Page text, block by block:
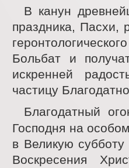
В канун
праздника, Пасхи,
Больбат и
искренней
частицу
Благодатный
Господня на
в Великую
Воскресения